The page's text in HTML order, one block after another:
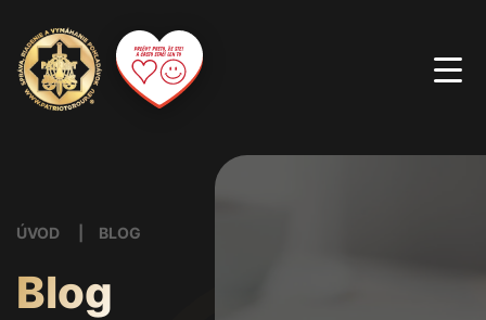
ÚVOD BLOG
Blog